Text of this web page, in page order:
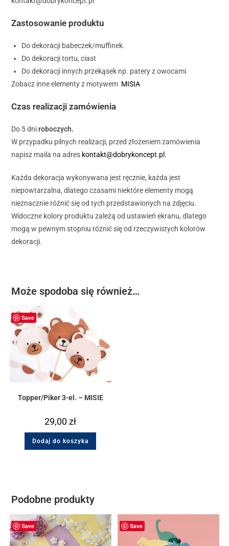
Zastosowanie produktu
Do dekoracji babeczek/muffinek.
Do dekoracji tortu, ciast
Do dekoracji innych przekąsek np. patery z owocami
Zobacz inne elementy z motywem MISIA
Czas realizacji zamówienia
Do 5 dniroboczych.
W przypadku pilnych realizacji, przed złożeniem zamówienia
napisz maila na adres kontakt@dobrykoncept.pl .
Każda dekoracja wykonywana jest ręcznie, każda jest
niepowtarzalna, dlatego czasami niektóre elementy mogą
nieznacznie różnić się od tych przedstawionych na zdjęciu.
Widoczne kolory produktu zależą od ustawień ekranu, dlatego
mogą w pewnym stopniu różnić się od rzeczywistych kolorów
dekoracji.
Może spodoba się również…
Save
Topper/Piker 3-el. – MISIE
29,00zł
Dodaj do koszyka
Podobne produkty
Save Save